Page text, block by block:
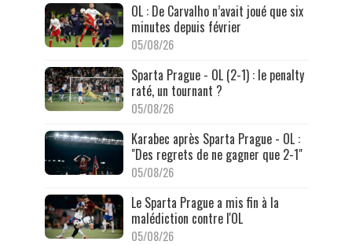
OL : De Carvalho n’avait joué que six
minutes depuis février
05/08/26
Sparta Prague - OL (2-1) : le penalty
raté, un tournant ?
05/08/26
Karabec après Sparta Prague - OL :
"Des regrets de ne gagner que 2-1"
05/08/26
Le Sparta Prague a mis fin à la
malédiction contre l'OL
05/08/26